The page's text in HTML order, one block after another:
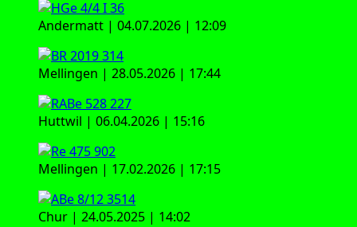
Andermatt | 04.07.2026 | 12:09
Mellingen | 28.05.2026 | 17:44
Huttwil | 06.04.2026 | 15:16
Mellingen | 17.02.2026 | 17:15
Chur | 24.05.2025 | 14:02